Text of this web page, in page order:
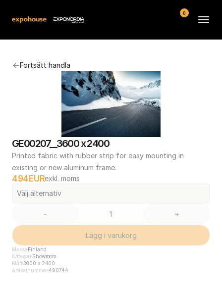
Fortsätt handla
GE00207__3600 x 2400
Printed fabric with rubber strip for easy mounting in
existing or new aluminum frame.
494 EURexkl. moms
Välj alternativ
- +
Lägg i varukorg
Mässa Finland
Kategori Showroom
Mått3600 x 2400
Artikelnummer490744
Kontakt
Köpvillkor
0